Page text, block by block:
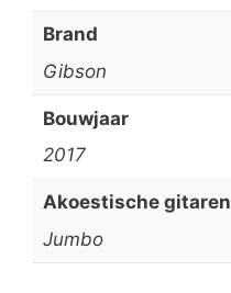
Brand
Gibson
Bouwjaar
2017
Akoestische gitaren
Jumbo